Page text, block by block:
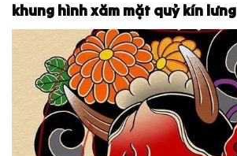
khung hình xăm mặt quỷ kín lưng